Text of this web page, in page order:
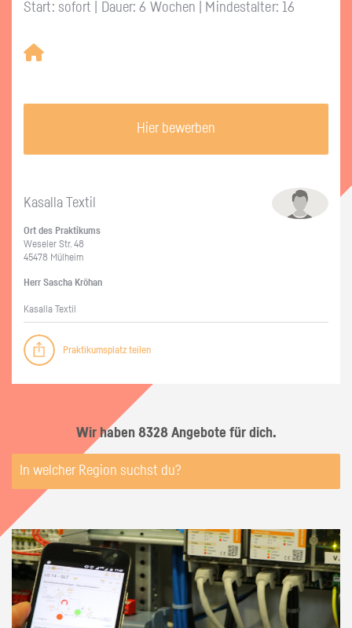
Start: sofort | Dauer: 6 Wochen | Mindestalter: 16
Hier bewerben
Ka­sal­la Tex­til
Ort des Prak­ti­kums
We­seler Str. 48
45478 Mül­heim
Herr Sa­scha Kröhan
Ka­sal­la Tex­til
Praktikumsplatz teilen
Wir haben 8328 Angebote für dich.